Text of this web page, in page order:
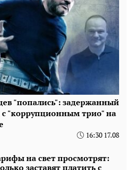
"попались": задержанный
с "коррупционным трио" на
16:30 17.08
на свет просмотрят:
заставят платить с